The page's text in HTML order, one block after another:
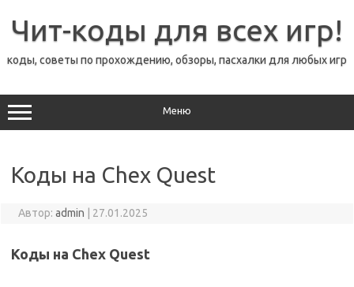
содержимому
Чит-коды для всех игр!
коды, советы по прохождению, обзоры, пасхалки для любых игр
Меню
Коды на Chex Quest
Автор: admin 27.01.2025
Коды на Chex Quest